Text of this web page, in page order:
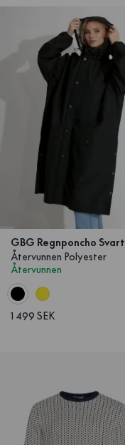
GBG Regnponcho Svart
Återvunnen Polyester
Återvunnen
1 499 SEK